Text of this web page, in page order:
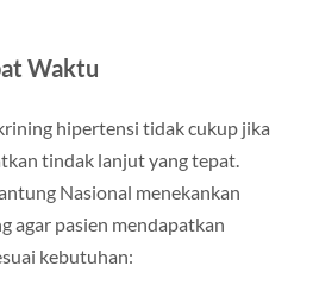
Waktu
hipertensi tidak cukup jika
tindak lanjut yang tepat.
Nasional menekankan
agar pasien mendapatkan
kebutuhan: